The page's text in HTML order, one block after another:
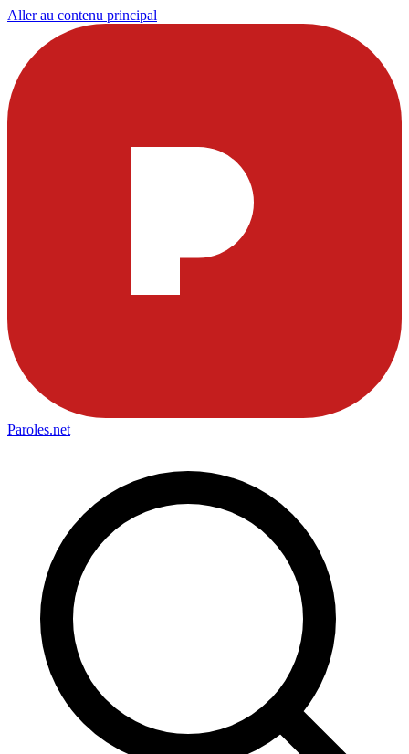
Aller au contenu principal
Paroles.net